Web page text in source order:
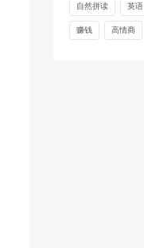
自然拼读 英语
赚钱 高情商